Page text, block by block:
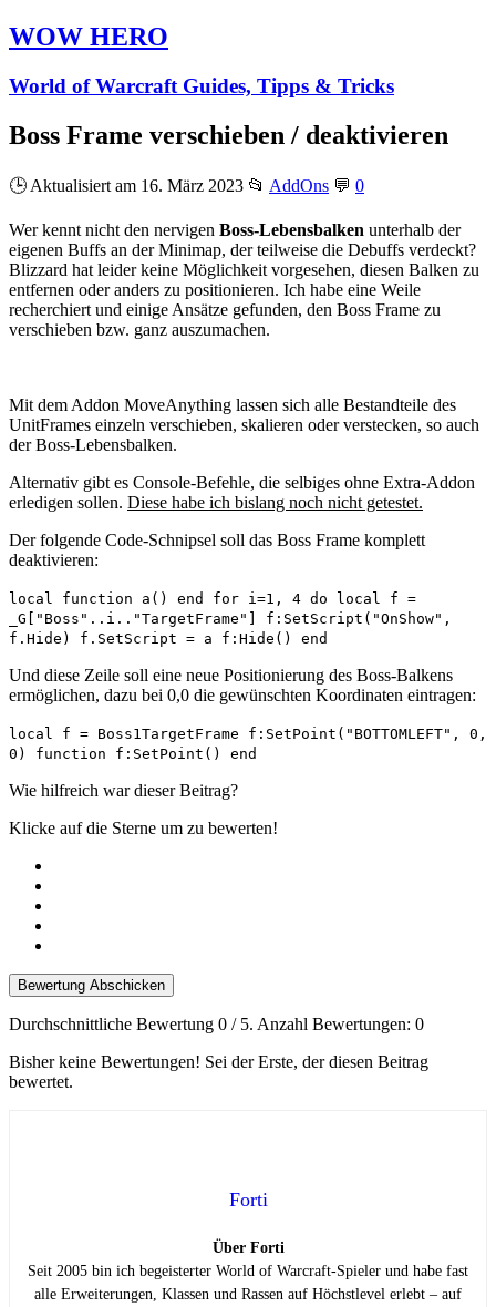
WOW HERO
World of Warcraft Guides, Tipps & Tricks
Boss Frame verschieben / deaktivieren
🕒 Aktualisiert am 16. März 2023 📂 AddOns 💬 0
Wer kennt nicht den nervigen Boss-Lebensbalken unterhalb der
eigenen Buffs an der Minimap, der teilweise die Debuffs verdeckt?
Blizzard hat leider keine Möglichkeit vorgesehen, diesen Balken zu
entfernen oder anders zu positionieren. Ich habe eine Weile
recherchiert und einige Ansätze gefunden, den Boss Frame zu
verschieben bzw. ganz auszumachen.
Mit dem Addon MoveAnything lassen sich alle Bestandteile des
UnitFrames einzeln verschieben, skalieren oder verstecken, so auch
der Boss-Lebensbalken.
Alternativ gibt es Console-Befehle, die selbiges ohne Extra-Addon
erledigen sollen. Diese habe ich bislang noch nicht getestet.
Der folgende Code-Schnipsel soll das Boss Frame komplett
deaktivieren:
local function a() end for i=1, 4 do local f =
_G["Boss"..i.."TargetFrame"] f:SetScript("OnShow",
f.Hide) f.SetScript = a f:Hide() end
Und diese Zeile soll eine neue Positionierung des Boss-Balkens
ermöglichen, dazu bei 0,0 die gewünschten Koordinaten eintragen:
local f = Boss1TargetFrame f:SetPoint("BOTTOMLEFT", 0,
0) function f:SetPoint() end
Wie hilfreich war dieser Beitrag?
Klicke auf die Sterne um zu bewerten!
Bewertung Abschicken
Durchschnittliche Bewertung 0 / 5. Anzahl Bewertungen: 0
Bisher keine Bewertungen! Sei der Erste, der diesen Beitrag
bewertet.
Forti
Über Forti
Seit 2005 bin ich begeisterter World of Warcraft-Spieler und habe fast
alle Erweiterungen, Klassen und Rassen auf Höchstlevel erlebt – auf